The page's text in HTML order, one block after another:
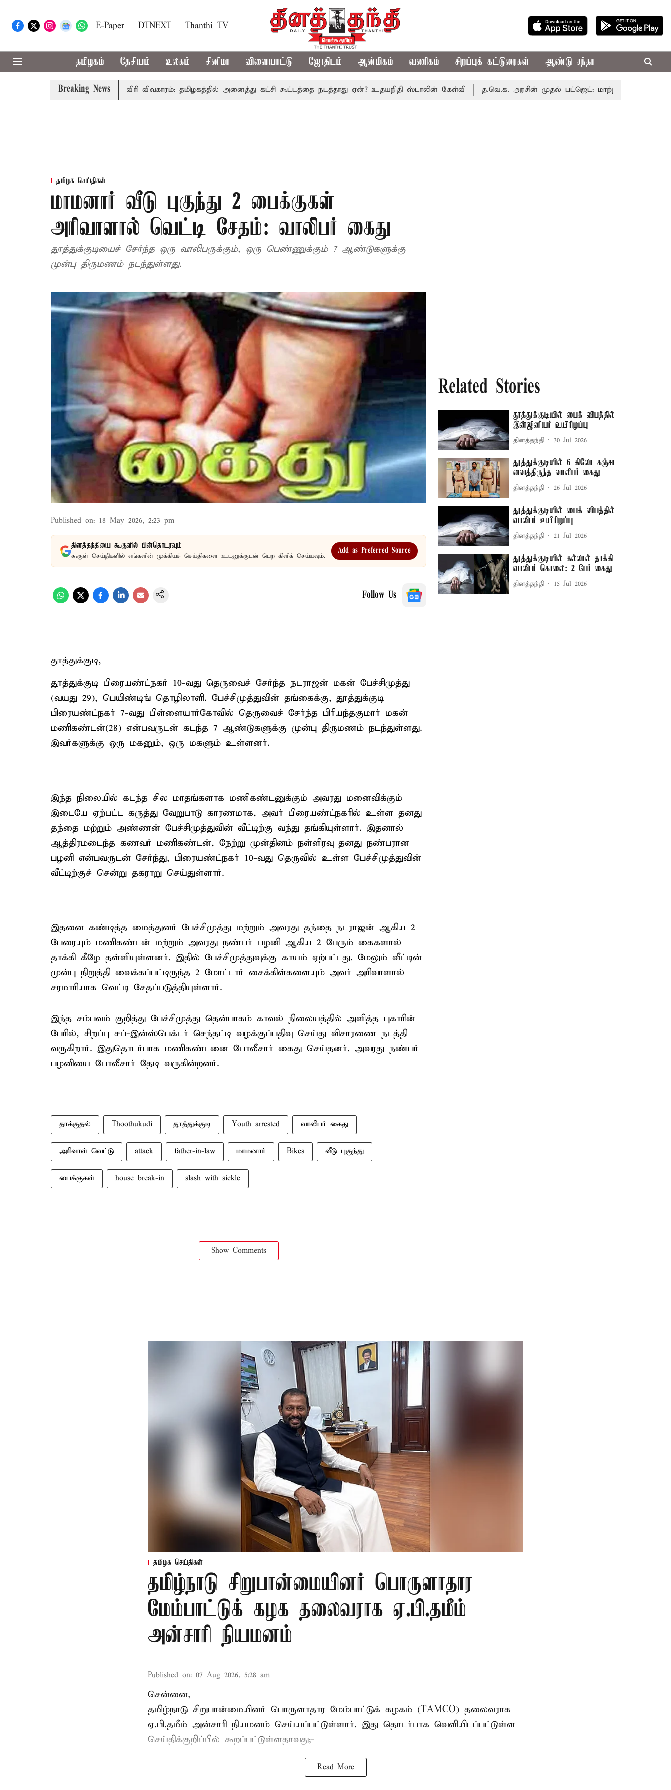
E-Paper DTNEXT Thanthi TV
தமிழகம் தேசியம் உலகம் சினிமா விளையாட்டு ஜோதிடம் ஆன்மிகம் வணிகம் சிறப்புக் கட்டுரைகள் ஆண்டு சந்தா
Breaking News
விஜய் உரை காவிரி விவகாரம்: தமிழகத்தில் அனைத்து கட்சி கூட்டத்தை நடத்தாது ஏன்? உதயநிதி ஸ்டாலின் கேள்வி த.வெ.க. அரசின் முதல் பட்ஜெட்: மாற்றமா?, தடுமாற்றமா?
தமிழக செய்திகள்
மாமனார் வீடு புகுந்து 2 பைக்குகள்
அரிவாளால் வெட்டி சேதம்: வாலிபர் கைது
தூத்துக்குடியைச் சேர்ந்த ஒரு வாலிபருக்கும், ஒரு பெண்ணுக்கும் 7 ஆண்டுகளுக்கு
முன்பு திருமணம் நடந்துள்ளது.
Published on: 18 May 2026, 2:23 pm
தினத்தந்தியை கூகுளில் பின்தொடரவும்
கூகுள் செய்திகளில் எங்களின் முக்கியச் செய்திகளை உடனுக்குடன் பெற கிளிக் செய்யவும்.
Add as Preferred Source
Follow Us
தூத்துக்குடி,
தூத்துக்குடி பிரையண்ட்நகர் 10-வது தெருவைச் சேர்ந்த நடராஜன் மகன் பேச்சிமுத்து
(வயது 29), பெயிண்டிங் தொழிலாளி. பேச்சிமுத்துவின் தங்கைக்கு, தூத்துக்குடி
பிரையண்ட்நகர் 7-வது பிள்ளையார்கோவில் தெருவைச் சேர்ந்த பிரியந்தகுமார் மகன்
மணிகண்டன்(28) என்பவருடன் கடந்த 7 ஆண்டுகளுக்கு முன்பு திருமணம் நடந்துள்ளது.
இவர்களுக்கு ஒரு மகனும், ஒரு மகளும் உள்ளனர்.
இந்த நிலையில் கடந்த சில மாதங்களாக மணிகண்டனுக்கும் அவரது மனைவிக்கும்
இடையே ஏற்பட்ட கருத்து வேறுபாடு காரணமாக, அவர் பிரையண்ட்நகரில் உள்ள தனது
தந்தை மற்றும் அண்ணன் பேச்சிமுத்துவின் வீட்டிற்கு வந்து தங்கியுள்ளார். இதனால்
ஆத்திரமடைந்த கணவர் மணிகண்டன், நேற்று முன்தினம் நள்ளிரவு தனது நண்பரான
பழனி என்பவருடன் சேர்ந்து, பிரையண்ட்நகர் 10-வது தெருவில் உள்ள பேச்சிமுத்துவின்
வீட்டிற்குச் சென்று தகராறு செய்துள்ளார்.
இதனை கண்டித்த மைத்துனர் பேச்சிமுத்து மற்றும் அவரது தந்தை நடராஜன் ஆகிய 2
பேரையும் மணிகண்டன் மற்றும் அவரது நண்பர் பழனி ஆகிய 2 பேரும் கைகளால்
தாக்கி கீழே தள்ளியுள்ளனர். இதில் பேச்சிமுத்துவுக்கு காயம் ஏற்பட்டது. மேலும் வீட்டின்
முன்பு நிறுத்தி வைக்கப்பட்டிருந்த 2 மோட்டார் சைக்கிள்களையும் அவர் அரிவாளால்
சரமாரியாக வெட்டி சேதப்படுத்தியுள்ளார்.
இந்த சம்பவம் குறித்து பேச்சிமுத்து தென்பாகம் காவல் நிலையத்தில் அளித்த புகாரின்
பேரில், சிறப்பு சப்-இன்ஸ்பெக்டர் செந்தட்டி வழக்குப்பதிவு செய்து விசாரணை நடத்தி
வருகிறார். இதுதொடர்பாக மணிகண்டனை போலீசார் கைது செய்தனர். அவரது நண்பர்
பழனியை போலீசார் தேடி வருகின்றனர்.
தாக்குதல் Thoothukudi தூத்துக்குடி Youth arrested வாலிபர் கைது
அரிவாள் வெட்டு attack father-in-law மாமனார் Bikes வீடு புகுந்து
பைக்குகள் house break-in slash with sickle
Show Comments
Related Stories
தூத்துக்குடியில் பைக் விபத்தில்
இன்ஜினியர் உயிரிழப்பு
தினத்தந்தி 30 Jul 2026
தூத்துக்குடியில் 6 கிலோ கஞ்சா
வைத்திருந்த வாலிபர் கைது
தினத்தந்தி 26 Jul 2026
தூத்துக்குடியில் பைக் விபத்தில்
வாலிபர் உயிரிழப்பு
தினத்தந்தி 21 Jul 2026
தூத்துக்குடியில் கல்லால் தாக்கி
வாலிபர் கொலை: 2 பேர் கைது
தினத்தந்தி 15 Jul 2026
தமிழக செய்திகள்
தமிழ்நாடு சிறுபான்மையினர் பொருளாதார
மேம்பாட்டுக் கழக தலைவராக ஏ.பி.தமீம்
அன்சாரி நியமனம்
Published on: 07 Aug 2026, 5:28 am
சென்னை,
தமிழ்நாடு சிறுபான்மையினர் பொருளாதார மேம்பாட்டுக் கழகம் (TAMCO) தலைவராக
ஏ.பி.தமீம் அன்சாரி நியமனம் செய்யப்பட்டுள்ளார். இது தொடர்பாக வெளியிடப்பட்டுள்ள
செய்திக்குறிப்பில் கூறப்பட்டுள்ளதாவது;-
Read More